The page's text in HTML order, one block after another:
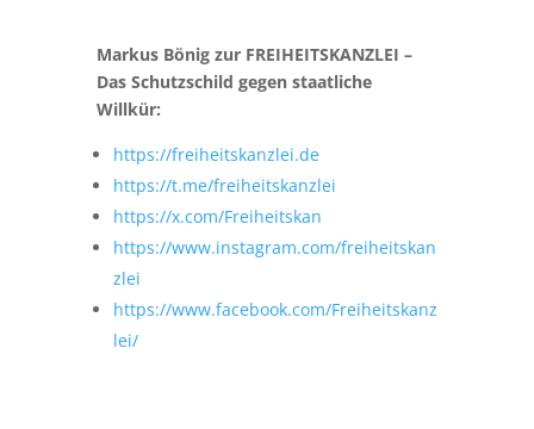
Markus Bönig zur FREIHEITSKANZLEI –
Das Schutzschild gegen staatliche
Willkür:
https://freiheitskanzlei.de
https://t.me/freiheitskanzlei
https://x.com/Freiheitskan
https://www.instagram.com/freiheitskan
zlei
https://www.facebook.com/Freiheitskanz
lei/